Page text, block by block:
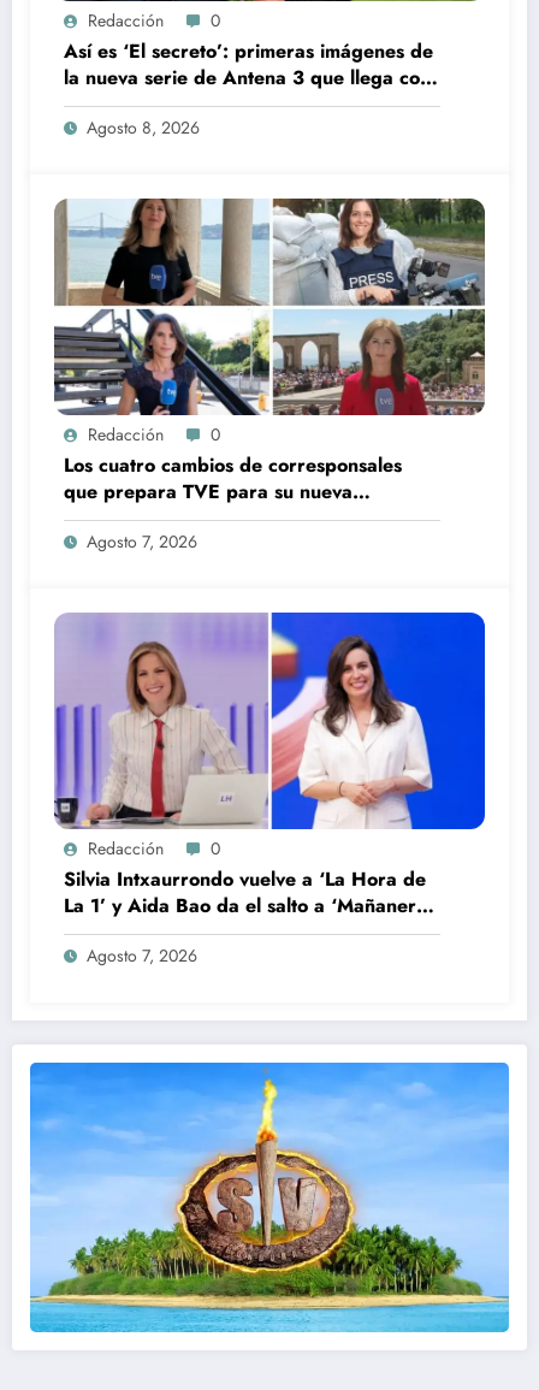
Redacción 0
Así es ‘El secreto’: primeras imágenes de
la nueva serie de Antena 3 que llega con
una verdad brutal
Agosto 8, 2026
Redacción 0
Los cuatro cambios de corresponsales
que prepara TVE para su nueva
temporada
Agosto 7, 2026
Redacción 0
Silvia Intxaurrondo vuelve a ‘La Hora de
La 1’ y Aida Bao da el salto a ‘Mañaneros
360’
Agosto 7, 2026